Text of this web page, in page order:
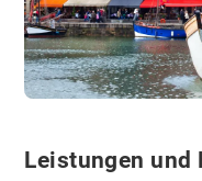
Leistungen